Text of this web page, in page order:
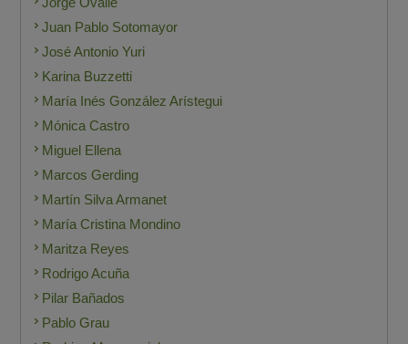
Juan Pablo Sotomayor
José Antonio Yuri
Karina Buzzetti
María Inés González Arístegui
Mónica Castro
Miguel Ellena
Marcos Gerding
Martín Silva Armanet
María Cristina Mondino
Maritza Reyes
Rodrigo Acuña
Pilar Bañados
Pablo Grau